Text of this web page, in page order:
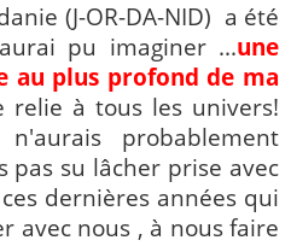
(J-OR-DA-NID) a été
pu imaginer ...une
au plus profond de ma
relie à tous les univers!
probablement
pas su lâcher prise avec
dernières années qui
avec nous , à nous faire